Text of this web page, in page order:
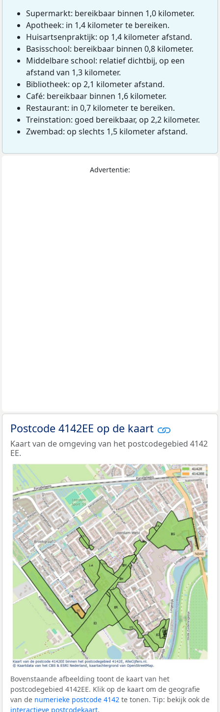
Supermarkt: bereikbaar binnen 1,0 kilometer.
Apotheek: in 1,4 kilometer te bereiken.
Huisartsenpraktijk: op 1,4 kilometer afstand.
Basisschool: bereikbaar binnen 0,8 kilometer.
Middelbare school: relatief dichtbij, op een
afstand van 1,3 kilometer.
Bibliotheek: op 2,1 kilometer afstand.
Café: bereikbaar binnen 1,6 kilometer.
Restaurant: in 0,7 kilometer te bereiken.
Treinstation: goed bereikbaar, op 2,2 kilometer.
Zwembad: op slechts 1,5 kilometer afstand.
Advertentie:
Postcode 4142EE op de kaart
Kaart van de omgeving van het postcodegebied 4142
EE.
Bovenstaande afbeelding toont de kaart van het
postcodegebied 4142EE. Klik op de kaart om de geografie
van de numerieke postcode 4142 te tonen. Tip: bekijk ook de
interactieve postcodekaart.